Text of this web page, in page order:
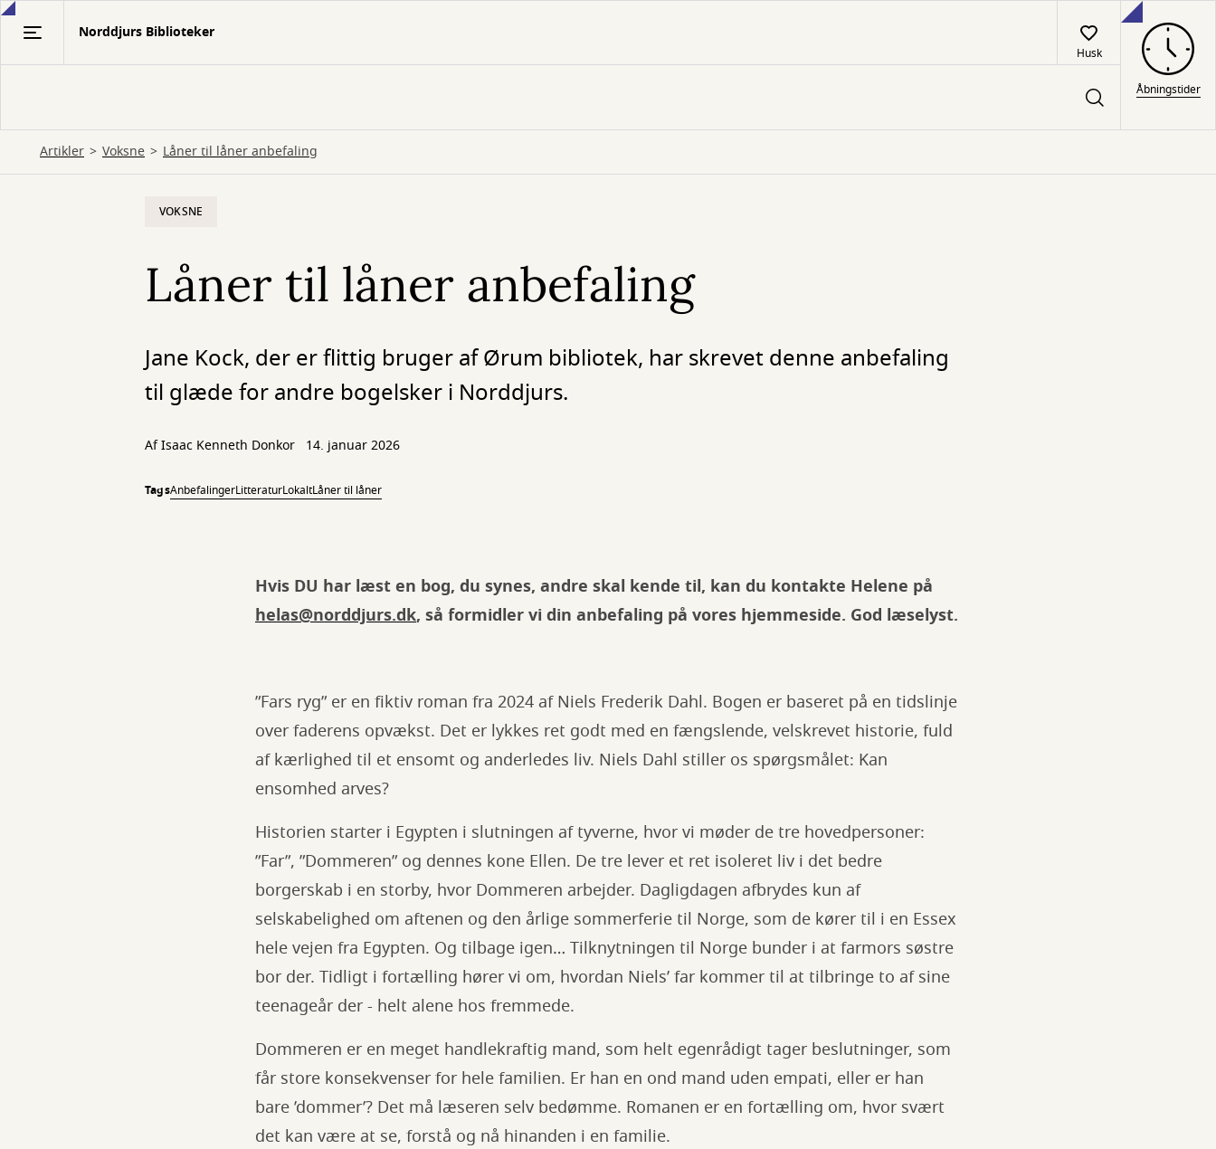
Gå
Norddjurs Biblioteker
Husk
Åbningstider
Artikler Voksne Låner til låner anbefaling
VOKSNE
Låner til låner anbefaling
Jane Kock, der er flittig bruger af Ørum bibliotek, har skrevet denne anbefaling
til glæde for andre bogelsker i Norddjurs.
AfIsaac Kenneth Donkor 14. januar 2026
TagsAnbefalingerLitteraturLokaltLåner til låner
Hvis DU har læst en bog, du synes, andre skal kende til, kan du kontakte Helene på
helas@norddjurs.dk, så formidler vi din anbefaling på vores hjemmeside. God læselyst.
”Fars ryg” er en fiktiv roman fra 2024 af Niels Frederik Dahl. Bogen er baseret på en tidslinje
over faderens opvækst. Det er lykkes ret godt med en fængslende, velskrevet historie, fuld
af kærlighed til et ensomt og anderledes liv. Niels Dahl stiller os spørgsmålet: Kan
ensomhed arves?
Historien starter i Egypten i slutningen af tyverne, hvor vi møder de tre hovedpersoner:
”Far”, ”Dommeren” og dennes kone Ellen. De tre lever et ret isoleret liv i det bedre
borgerskab i en storby, hvor Dommeren arbejder. Dagligdagen afbrydes kun af
selskabelighed om aftenen og den årlige sommerferie til Norge, som de kører til i en Essex
hele vejen fra Egypten. Og tilbage igen… Tilknytningen til Norge bunder i at farmors søstre
bor der. Tidligt i fortælling hører vi om, hvordan Niels’ far kommer til at tilbringe to af sine
teenageår der - helt alene hos fremmede.
Dommeren er en meget handlekraftig mand, som helt egenrådigt tager beslutninger, som
får store konsekvenser for hele familien. Er han en ond mand uden empati, eller er han
bare ’dommer’? Det må læseren selv bedømme. Romanen er en fortælling om, hvor svært
det kan være at se, forstå og nå hinanden i en familie.